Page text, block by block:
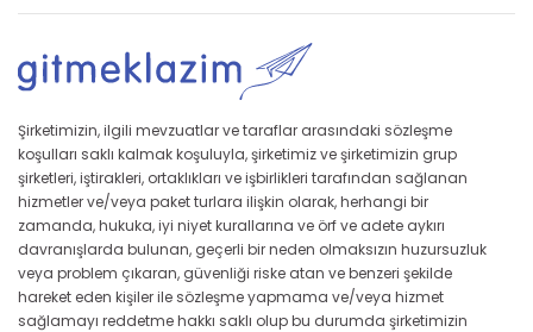
Şirketimizin, ilgili mevzuatlar ve taraflar arasındaki sözleşme
koşulları saklı kalmak koşuluyla, şirketimiz ve şirketimizin grup
şirketleri, iştirakleri, ortaklıkları ve işbirlikleri tarafından sağlanan
hizmetler ve/veya paket turlara ilişkin olarak, herhangi bir
zamanda, hukuka, iyi niyet kurallarına ve örf ve adete aykırı
davranışlarda bulunan, geçerli bir neden olmaksızın huzursuzluk
veya problem çıkaran, güvenliği riske atan ve benzeri şekilde
hareket eden kişiler ile sözleşme yapmama ve/veya hizmet
sağlamayı reddetme hakkı saklı olup bu durumda şirketimizin